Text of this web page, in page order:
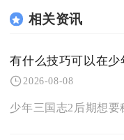
相关资讯
2026-08-08